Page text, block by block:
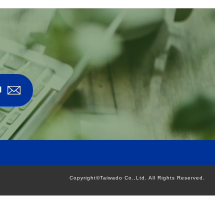
Copyright©Taiwado Co.,Ltd. All Rights Reserved.